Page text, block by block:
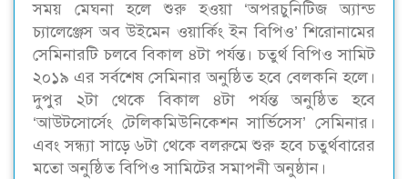
সময় মেঘনা হলে শুরু হওয়া ‘অপরচুনিটিজ অ্যান্ড
চ্যালেঞ্জেস অব উইমেন ওয়ার্কিং ইন বিপিও’ শিরোনামের
সেমিনারটি চলবে বিকাল ৪টা পর্যন্ত। চতুর্থ বিপিও সামিট
২০১৯ এর সর্বশেষ সেমিনার অনুষ্ঠিত হবে বেলকনি হলে।
দুপুর ২টা থেকে বিকাল ৪টা পর্যন্ত অনুষ্ঠিত হবে
‘আউটসোর্সেং টেলিকমিউনিকেশন সার্ভিসেস’ সেমিনার।
এবং সন্ধ্যা সাড়ে ৬টা থেকে বলরুমে শুরু হবে চতুর্থবারের
মতো অনুষ্ঠিত বিপিও সামিটের সমাপনী অনুষ্ঠান।